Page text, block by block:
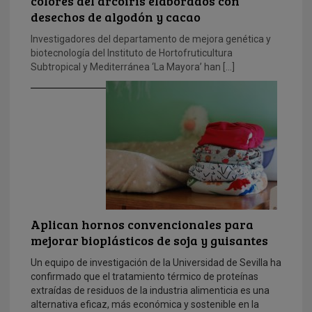
desechos de algodón y cacao
Investigadores del departamento de mejora genética y
biotecnología del Instituto de Hortofruticultura
Subtropical y Mediterránea ‘La Mayora’ han […]
Aplican hornos convencionales para
mejorar bioplásticos de soja y guisantes
Un equipo de investigación de la Universidad de Sevilla ha
confirmado que el tratamiento térmico de proteínas
extraídas de residuos de la industria alimenticia es una
alternativa eficaz, más económica y sostenible en la